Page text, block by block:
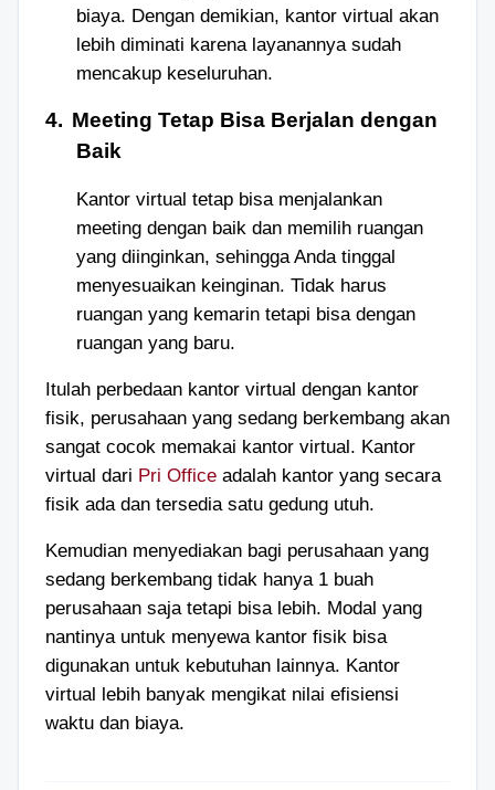
biaya. Dengan demikian, kantor virtual akan
lebih diminati karena layanannya sudah
mencakup keseluruhan.
4. Meeting Tetap Bisa Berjalan dengan
Baik
Kantor virtual tetap bisa menjalankan
meeting dengan baikdan memilih ruangan
yang diinginkan, sehingga Anda tinggal
menyesuaikan keinginan. Tidak harus
ruangan yang kemarin tetapi bisa dengan
ruangan yang baru.
Itulah perbedaan kantor virtual dengan kantor
fisik, perusahaan yang sedang berkembang akan
sangat cocok memakai kantor virtual. Kantor
virtual dari Pri Office adalah kantor yang secara
fisik ada dan tersedia satu gedung utuh.
Kemudian menyediakan bagi perusahaan yang
sedang berkembang tidak hanya 1 buah
perusahaan saja tetapi bisa lebih. Modal yang
nantinya untuk menyewa kantor fisik bisa
digunakan untuk kebutuhan lainnya. Kantor
virtual lebih banyak mengikat nilai efisiensi
waktu dan biaya.